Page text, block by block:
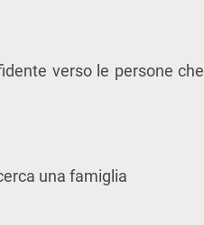
verso le persone che
una famiglia